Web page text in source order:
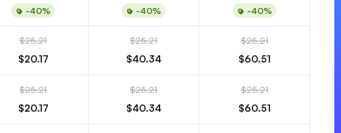
-40% -40% -40%
$25.21
$20.17
$25.21
$40.34
$25.21
$60.51
$25.21
$20.17
$25.21
$40.34
$25.21
$60.51